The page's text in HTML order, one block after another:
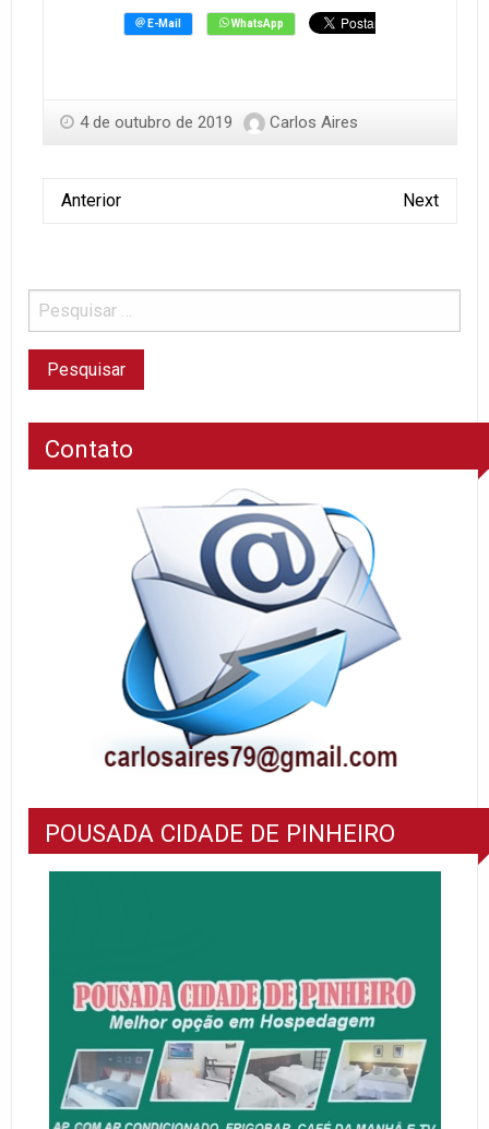
4 de outubro de 2019 Carlos Aires
Anterior Next
Contato
POUSADA CIDADE DE PINHEIRO